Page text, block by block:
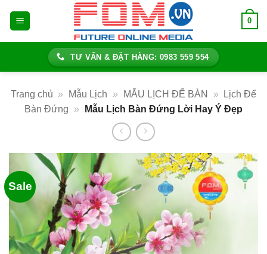
0
TƯ VẤN & ĐẶT HÀNG: 0983 559 554
Trang chủ » Mẫu Lịch » MẪU LỊCH ĐỂ BÀN »
Lịch Để
Bàn Đứng
» Mẫu Lịch Bàn Đứng Lời Hay Ý Đẹp
Sale